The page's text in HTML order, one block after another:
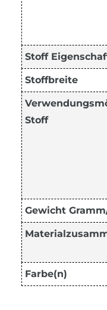
Stoff
Stoffbreite
Stoff
Gewicht
Farbe(n)